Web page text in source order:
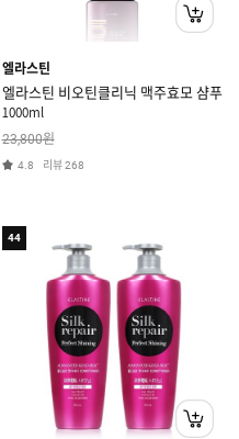
엘라스틴
엘라스틴 비오틴클리닉 맥주효모 샴푸
1000ml
23,800원
4.8 리뷰268
44